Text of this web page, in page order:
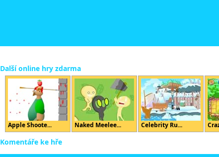
Další online hry zdarma
Apple Shoote... Naked Meelee... Celebrity Ru...
Komentáře ke hře